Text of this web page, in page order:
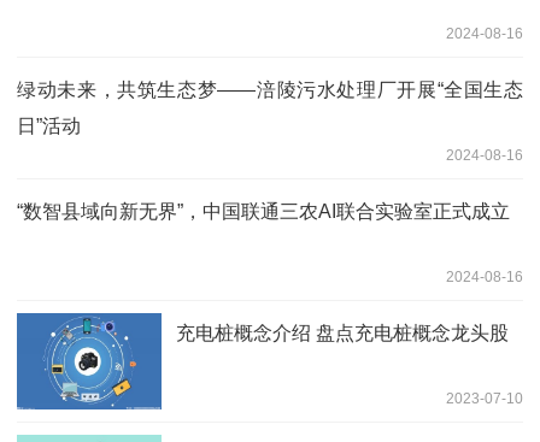
2024-08-16
绿动未来，共筑生态梦——涪陵污水处理厂开展“全国生态
日”活动
2024-08-16
“数智县域向新无界”，中国联通三农AI联合实验室正式成立
2024-08-16
充电桩概念介绍 盘点充电桩概念龙头股
2023-07-10